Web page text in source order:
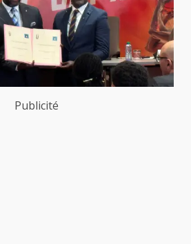
Publicité